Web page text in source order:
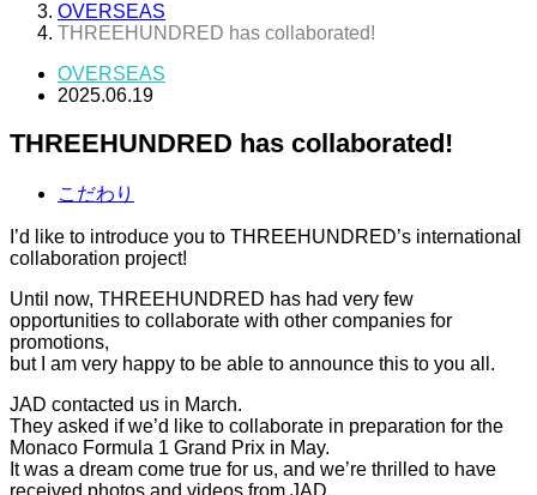
OVERSEAS
THREEHUNDRED has collaborated!
OVERSEAS
2025.06.19
THREEHUNDRED has collaborated!
こだわり
I’d like to introduce you to THREEHUNDRED’s international
collaboration project!
Until now, THREEHUNDRED has had very few
opportunities to collaborate with other companies for
promotions,
but I am very happy to be able to announce this to you all.
JAD contacted us in March.
They asked if we’d like to collaborate in preparation for the
Monaco Formula 1 Grand Prix in May.
It was a dream come true for us, and we’re thrilled to have
received photos and videos from JAD.